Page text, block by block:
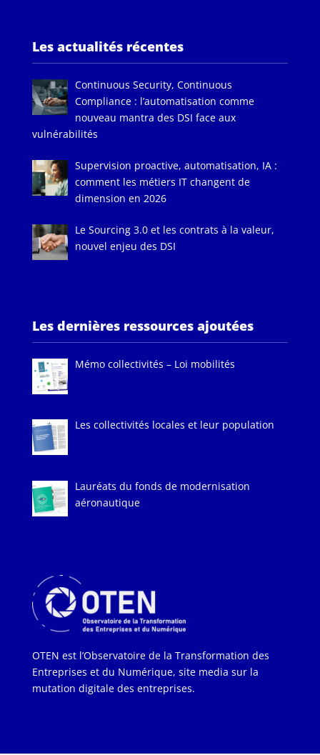
Les actualités récentes
Continuous Security, Continuous
Compliance : l’automatisation comme
nouveau mantra des DSI face aux
vulnérabilités
Supervision proactive, automatisation, IA :
comment les métiers IT changent de
dimension en 2026
Le Sourcing 3.0 et les contrats à la valeur,
nouvel enjeu des DSI
Les dernières ressources ajoutées
Mémo collectivités – Loi mobilités
Les collectivités locales et leur population
Lauréats du fonds de modernisation
aéronautique
OTEN est l’Observatoire de la Transformation des
Entreprises et du Numérique, site media sur la
mutation digitale des entreprises.